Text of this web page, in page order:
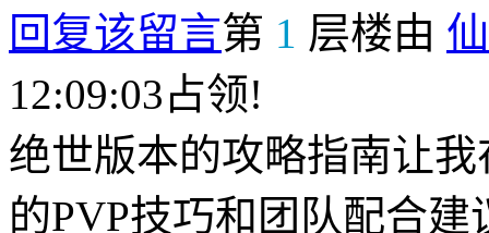
回复该留言第 1 层楼由
12:09:03占领!
绝世版本的攻略指南让
的PVP技巧和团队配合